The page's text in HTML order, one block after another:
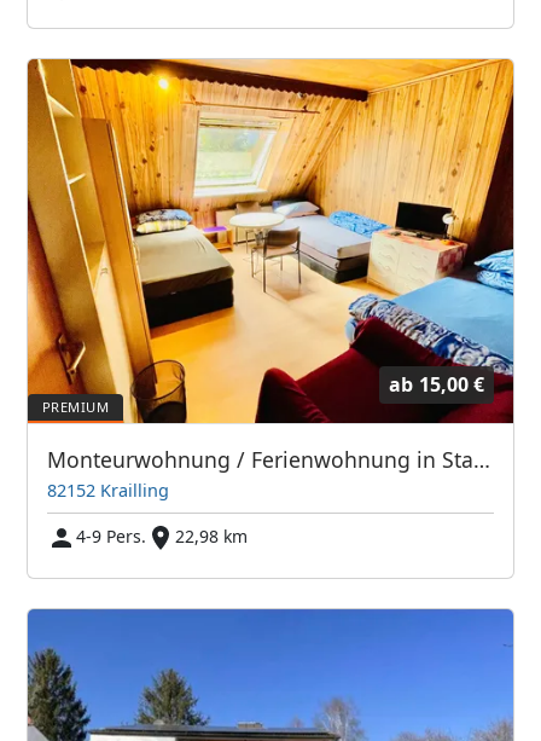
ab 15,00 €
Monteurwohnung / Ferienwohnung in Stadtnähe 12km Mü-Zentrum
82152 Krailling
4-9 Pers.
22,98 km